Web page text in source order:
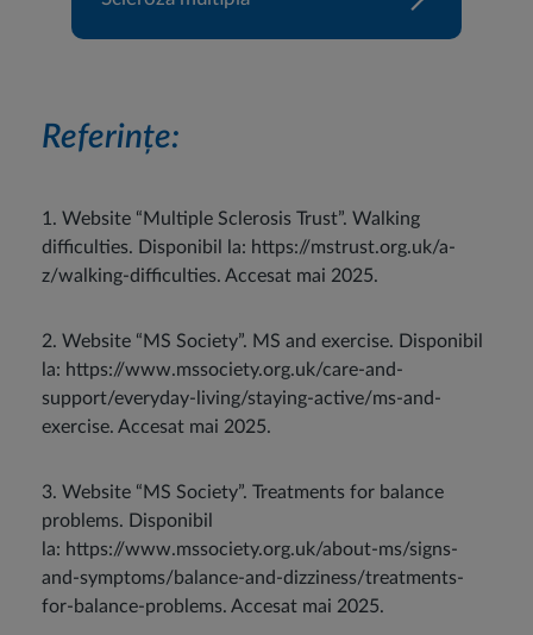
Referințe:
1. Website “Multiple Sclerosis Trust”. Walking
difficulties. Disponibil la: https://mstrust.org.uk/a-
z/walking-difficulties. Accesat mai 2025.
2. Website “MS Society”. MS and exercise. Disponibil
la: https://www.mssociety.org.uk/care-and-
support/everyday-living/staying-active/ms-and-
exercise. Accesat mai 2025.
3. Website “MS Society”. Treatments for balance
problems. Disponibil
la: https://www.mssociety.org.uk/about-ms/signs-
and-symptoms/balance-and-dizziness/treatments-
for-balance-problems. Accesat mai 2025.